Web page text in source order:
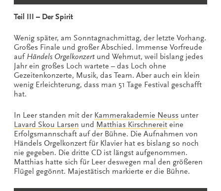
Teil III – Der Spirit
Wenig später, am Sonntagnachmittag, der letzte Vorhang.
Großes Finale und großer Abschied. Immense Vorfreude
aufHändels Orgelkonzert und Wehmut, weil bislang jedes
Jahr ein großes Loch wartete – das Loch ohne
Gezeitenkonzerte, Musik, das Team. Aber auch ein klein
wenig Erleichterung, dass man 51 Tage Festival geschafft
hat.
In Leer standen mit der Kammerakademie Neuss unter
Lavard Skou Larsen und Matthias Kirschnereit eine
Erfolgsmannschaft auf der Bühne. Die Aufnahmen von
Händels Orgelkonzert für Klavier hat es bislang so noch
nie gegeben. Die dritte CD ist längst aufgenommen.
Matthias hatte sich für Leer deswegen mal den größeren
Flügel gegönnt. Majestätisch markierte er die Bühne.